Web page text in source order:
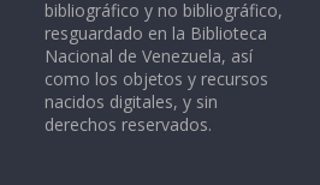
bibliográfico y no bibliográfico,
resguardado en la Biblioteca
Nacional de Venezuela, así
como los objetos y recursos
nacidos digitales, y sin
derechos reservados.